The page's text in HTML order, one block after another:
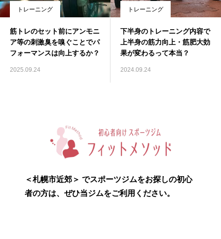
トレーニング
筋トレのセット前にアンモニ
ア等の刺激臭を嗅ぐことでパ
フォーマンスは向上するか？
2025.09.24
トレーニング
下半身のトレーニング内容で
上半身の筋力向上・筋肥大効
果が変わるって本当？
2024.09.24
＜札幌市近郊＞ でスポーツジムをお探しの初心
者の方は、ぜひ当ジムをご利用ください。